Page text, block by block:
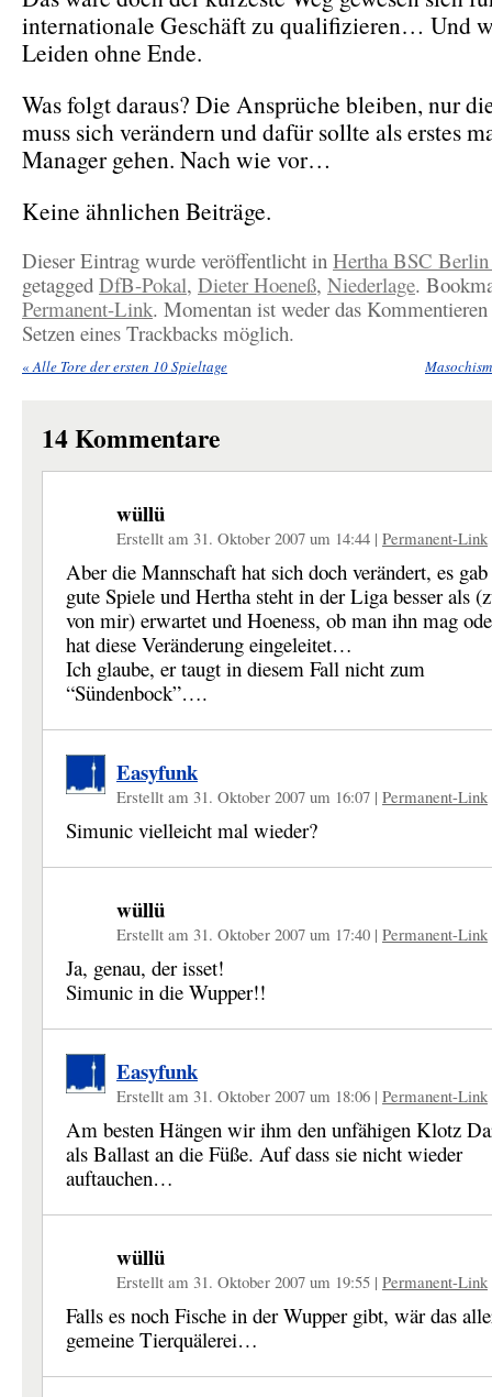
internationale Geschäft zu qualifizieren… Und
Leiden ohne Ende.
Was folgt daraus? Die Ansprüche bleiben, nur
muss sich verändern und dafür sollte als erstes
Manager gehen. Nach wie vor…
Keine ähnlichen Beiträge.
Dieser Eintrag wurde veröffentlicht in Hertha BSC
getagged DfB-Pokal, Dieter Hoeneß, Niederlage.
Permanent-Link. Momentan ist weder das Kommentieren
Setzen eines Trackbacks möglich.
«Alle Tore der ersten 10 Spieltage
14Kommentare
wüllü
Erstellt am 31. Oktober 2007 um 14:44 | Permanent-Link
Aber die Mannschaft hat sich doch verändert, es
gute Spiele und Hertha steht in der Liga besser als
von mir) erwartet und Hoeness, ob man ihn mag
hat diese Veränderung eingeleitet…
Ich glaube, er taugt in diesem Fall nicht zum
“Sündenbock”….
Easyfunk
Erstellt am 31. Oktober 2007 um 16:07 | Permanent-Link
Simunic vielleicht mal wieder?
wüllü
Erstellt am 31. Oktober 2007 um 17:40 | Permanent-Link
Ja, genau, der isset!
Simunic in die Wupper!!
Easyfunk
Erstellt am 31. Oktober 2007 um 18:06 | Permanent-Link
Am besten Hängen wir ihm den unfähigen Klotz
als Ballast an die Füße. Auf dass sie nicht wieder
auftauchen…
wüllü
Erstellt am 31. Oktober 2007 um 19:55 | Permanent-Link
Falls es noch Fische in der Wupper gibt, wär das
gemeine Tierquälerei…